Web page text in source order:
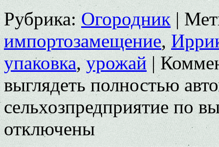
Рубрика: Огородник |
импортозамещение,
упаковка,урожай |
выглядеть полностью
сельхозпредприятие по
отключены